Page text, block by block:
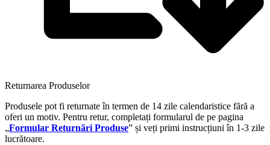
Returnarea Produselor
Produsele pot fi returnate în termen de 14 zile calendaristice fără a
oferi un motiv. Pentru retur, completați formularul de pe pagina
„Formular Returnări Produse” și veți primi instrucțiuni în 1-3 zile
lucrătoare.